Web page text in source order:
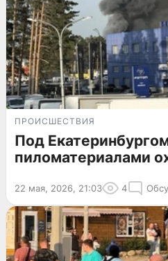
ПРОИСШЕСТВИЯ
Под
пиломатериалами
22 мая, 2026, 21:03 4